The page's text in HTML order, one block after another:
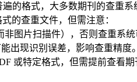
的格式，大多数期刊的查重
的查重文件，但需注意：
非图片扫描件），否则查重系
出现识别误差，影响查重精度。
或特定格式，但需提前查看期